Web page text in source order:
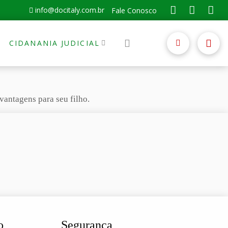
info@docitaly.com.br Fale Conosco
CIDANANIA JUDICIAL
para seu filho.
Segurança